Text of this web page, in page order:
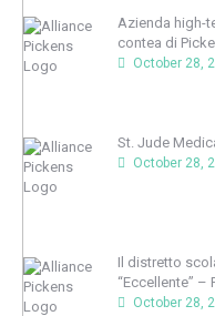
Azienda high-
contea di
October 28,
St. Jude
October 28,
Il distretto
“Eccellente” –
October 28,